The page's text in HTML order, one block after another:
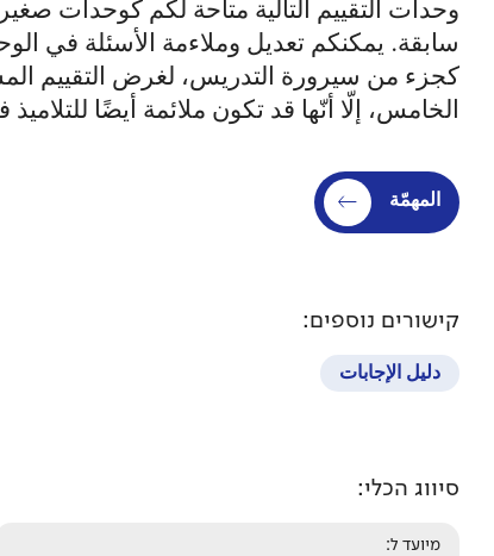
وحدات التقييم التالية متاحة لكم كوحدات
سابقة. يمكنكم تعديل وملاءمة الأسئلة في
كجزء من سيرورة التدريس، لغرض التقييم
الخامس، إلّا أنّها قد تكون ملائمة أيضًا
المهمّة
קישורים נוספים:
دليل الإجابات
סיווג הכלי:
מיועד ל: